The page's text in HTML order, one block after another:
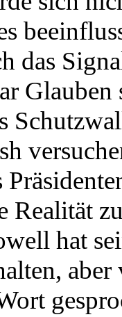
das
Glauben
Realität
hat